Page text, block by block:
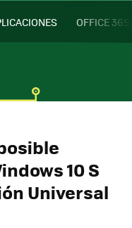
OFFICE 365
10 S
Universal